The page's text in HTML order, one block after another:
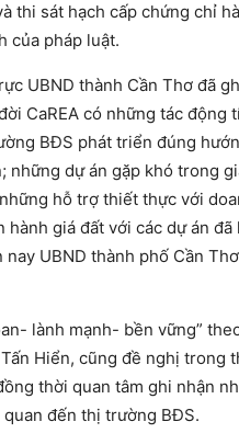
thi sát hạch cấp chứng chỉ
của pháp luật.
UBND thành Cần Thơ đã
CaREA có những tác động
BĐS phát triển đúng
dự án gặp khó trong
hỗ trợ thiết thực với
giá đất với các dự án đã
UBND thành phố Cần
lành mạnh- bền vững”
Hiển, cũng đề nghị trong
thời quan tâm ghi nhận
đến thị trường BĐS.